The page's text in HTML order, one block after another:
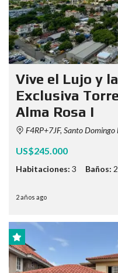
Vive el Lujo y
Exclusiva
Alma Rosa I
F4RP+7JF, Santo
US$245.000
Habitaciones: 3 Baños: 2
2 años ago